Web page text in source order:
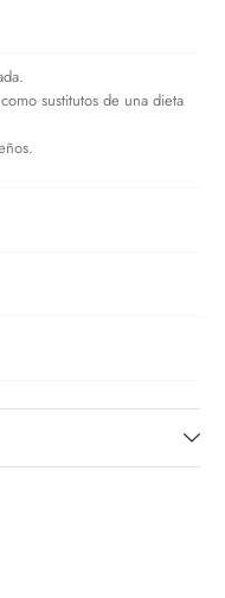
sustitutos de una dieta